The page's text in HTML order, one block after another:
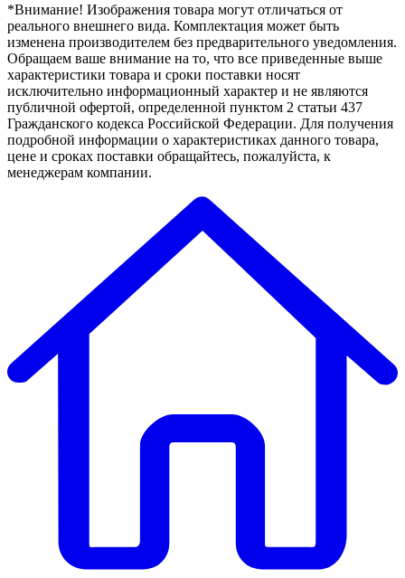
*Внимание! Изображения товара могут отличаться от
реального внешнего вида. Комплектация может быть
изменена производителем без предварительного уведомления.
Обращаем ваше внимание на то, что все приведенные выше
характеристики товара и сроки поставки носят
исключительно информационный характер и не являются
публичной офертой, определенной пунктом 2 статьи 437
Гражданского кодекса Российской Федерации. Для получения
подробной информации о характеристиках данного товара,
цене и сроках поставки обращайтесь, пожалуйста, к
менеджерам компании.